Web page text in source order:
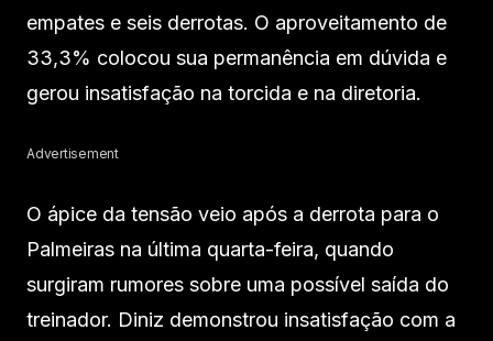
empates e seis derrotas. O aproveitamento de
33,3% colocou sua permanência em dúvida e
gerou insatisfação na torcida e na diretoria.
Advertisement
O ápice da tensão veio após a derrota para o
Palmeiras na última quarta-feira, quando
surgiram rumores sobre uma possível saída do
treinador. Diniz demonstrou insatisfação com a